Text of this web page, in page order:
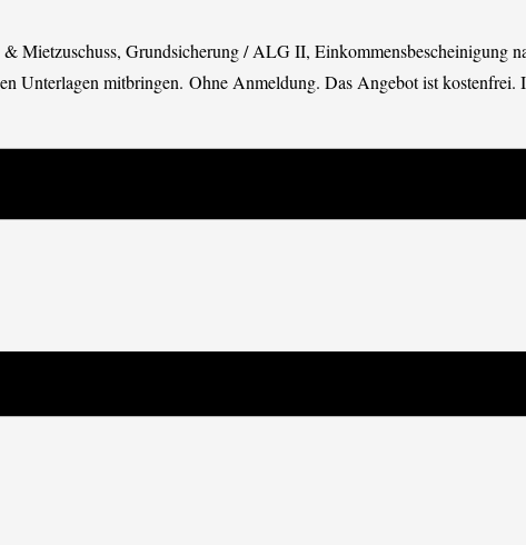
Mietzuschuss, Grundsicherung / ALG II, Einkommensbescheinigung
Unterlagen mitbringen. Ohne Anmeldung. Das Angebot ist kostenfrei.